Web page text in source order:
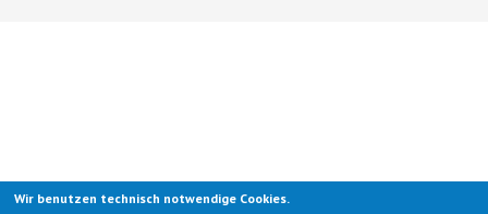
Wir benutzen technisch notwendige Cookies.